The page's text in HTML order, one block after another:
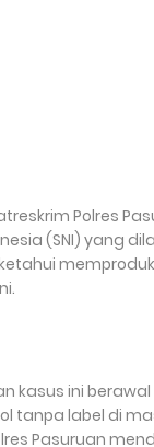
Polres
(SNI) yang
kasus ini
tanpa label di
Pasuruan